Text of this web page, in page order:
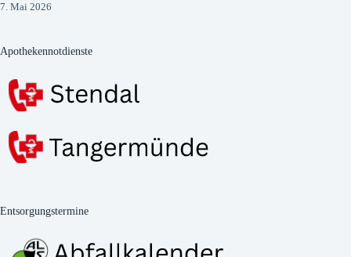
7. Mai 2026
Apothekennotdienste
Entsorgungstermine